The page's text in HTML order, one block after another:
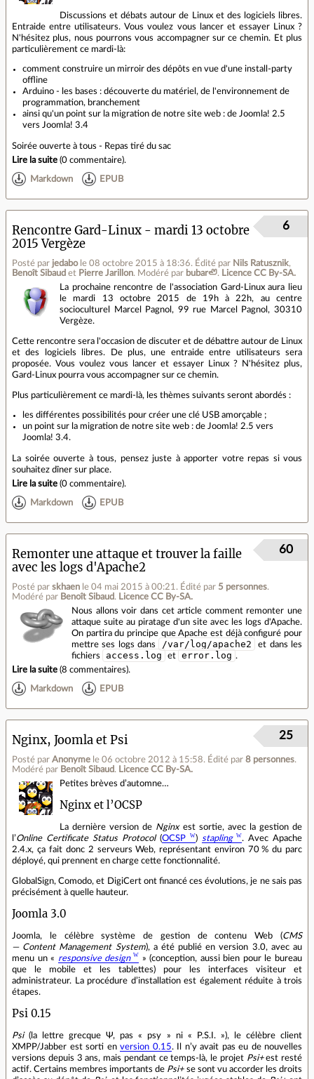
Discussions et débats autour de Linux et des logiciels libres.
Entraide entre utilisateurs. Vous voulez vous lancer et essayer Linux ?
N'hésitez plus, nous pourrons vous accompagner sur ce chemin. Et plus
particulièrement ce mardi-là:
comment construire un mirroir des dépôts en vue d'une install-party
offline
Arduino - les bases : découverte du matériel, de l'environnement de
programmation, branchement
ainsi qu'un point sur la migration de notre site web : de Joomla! 2.5
vers Joomla! 3.4
Soirée ouverte à tous - Repas tiré du sac
Lire la suite (0 commentaire).
Markdown EPUB
Rencontre Gard-Linux - mardi 13 octobre
2015 Vergèze
Posté par jedabo le 08 octobre 2015 à 18:36. Édité par Nils Ratusznik,
Benoît Sibaud et Pierre Jarillon. Modéré par bubar🦥. Licence CC By‑SA.
6
La prochaine rencontre de l'association Gard-Linux aura lieu
le mardi 13 octobre 2015 de 19h à 22h, au centre
socioculturel Marcel Pagnol, 99 rue Marcel Pagnol, 30310
Vergèze.
Cette rencontre sera l'occasion de discuter et de débattre autour de Linux
et des logiciels libres. De plus, une entraide entre utilisateurs sera
proposée. Vous voulez vous lancer et essayer Linux ? N'hésitez plus,
Gard-Linux pourra vous accompagner sur ce chemin.
Plus particulièrement ce mardi-là, les thèmes suivants seront abordés :
les différentes possibilités pour créer une clé USB amorçable ;
un point sur la migration de notre site web : de Joomla! 2.5 vers
Joomla! 3.4.
La soirée ouverte à tous, pensez juste à apporter votre repas si vous
souhaitez dîner sur place.
Lire la suite (0 commentaire).
Markdown EPUB
Remonter une attaque et trouver la faille
avec les logs d'Apache2
Posté par skhaen le 04 mai 2015 à 00:21 . Édité par 5 personnes.
Modéré par Benoît Sibaud. Licence CC By‑SA.
60
Nous allons voir dans cet article comment remonter une
attaque suite au piratage d'un site avec les logs d'Apache.
On partira du principe que Apache est déjà configuré pour
mettre ses logs dans
/var/log/apache2
et dans les
fichiers
access.log et error.log .
Lire la suite (8 commentaires).
Markdown EPUB
Nginx, Joomla et Psi
Posté par Anonyme le 06 octobre 2012 à 15:58. Édité par 8 personnes.
Modéré par Benoît Sibaud. Licence CC By‑SA.
25
Petites brèves d’automne…
Nginx et l’OCSP
La dernière version de Nginxest sortie, avec la gestion de
l’Online Certificate Status Protocol(OCSP ) stapling
. Avec Apache
2.4.x, ça fait donc 2 serveurs Web, représentant environ 70 % du parc
déployé, qui prennent en charge cette fonctionnalité.
GlobalSign, Comodo, et DigiCert ont financé ces évolutions, je ne sais pas
précisément à quelle hauteur.
Joomla 3.0
Joomla, le célèbre système de gestion de contenu Web (CMS
— Content Management System), a été publié en version 3.0, avec au
menu un « responsive design
» (conception, aussi bien pour le bureau
que le mobile et les tablettes) pour les interfaces visiteur et
administrateur. La procédure d’installation est également réduite à trois
étapes.
Psi 0.15
Psi(la lettre grecque Ψ, pas « psy » ni « P.S.I. »), le célèbre client
XMPP/Jabber est sorti en version 0.15. Il n’y avait pas eu de nouvelles
versions depuis 3 ans, mais pendant ce temps‐là, le projet Psi+est resté
actif. Certains membres importants de Psi+se sont vu accorder les droits